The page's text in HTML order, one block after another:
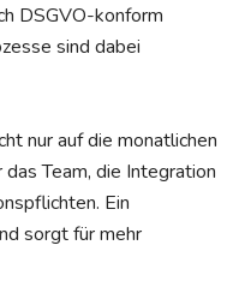
DSGVO-konform
sind dabei
nur auf die monatlichen
Team, die Integration
Ein
sorgt für mehr